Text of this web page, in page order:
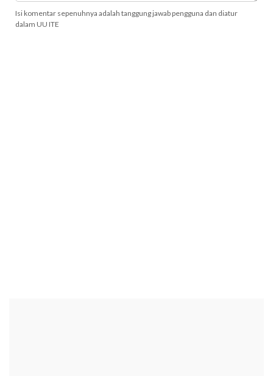
Isi komentar sepenuhnya adalah tanggung jawab pengguna dan diatur
dalam UU ITE